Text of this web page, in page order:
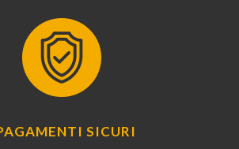
SICURI